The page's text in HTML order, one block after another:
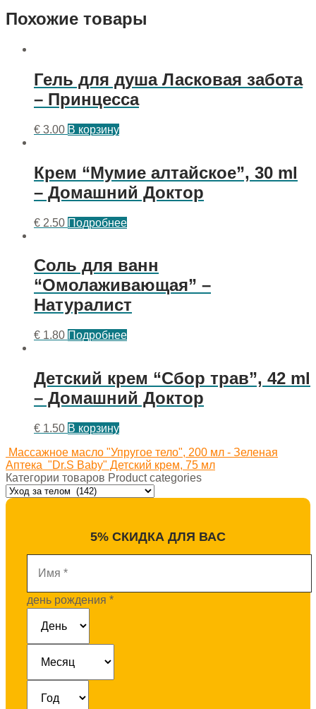
Похожие товары
Гель для душа Ласковая забота
– Принцесса
€ 3.00 В корзину
Крем “Мумие алтайское”, 30 ml
– Домашний Доктор
€ 2.50 Подробнее
Соль для ванн
“Омолаживающая” –
Натуралист
€ 1.80 Подробнее
Детский крем “Сбор трав”, 42 ml
– Домашний Доктор
€ 1.50 В корзину
Массажное масло "Упругое тело", 200 мл - Зеленая
Аптека "Dr.S Baby" Детский крем, 75 мл
Категории товаров Product categories
5% СКИДКА ДЛЯ ВАС
день рождения *